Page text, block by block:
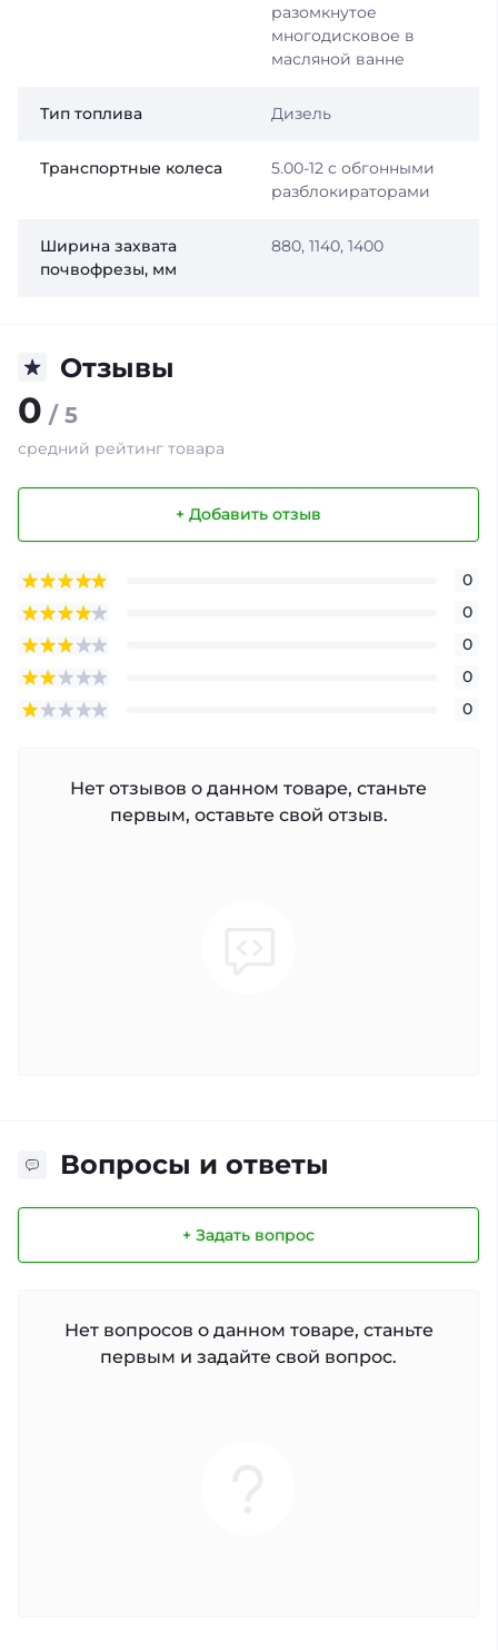
разомкнутое
многодисковое в
масляной ванне
Тип топлива Дизель
Транспортные колеса
5.00-12 с обгонными
разблокираторами
Ширина захвата
почвофрезы, мм
880, 1140, 1400
Отзывы
0 / 5
средний рейтинг товара
+ Добавить отзыв
0
0
0
0
0
Нет отзывов о данном товаре, станьте
первым, оставьте свой отзыв.
Вопросы и ответы
+ Задать вопрос
Нет вопросов о данном товаре, станьте
первым и задайте свой вопрос.